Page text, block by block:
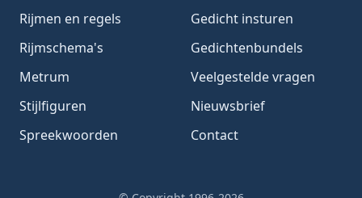
Rijmen en regels
Rijmschema's
Metrum
Stijlfiguren
Spreekwoorden
Gedicht insturen
Gedichtenbundels
Veelgestelde vragen
Nieuwsbrief
Contact